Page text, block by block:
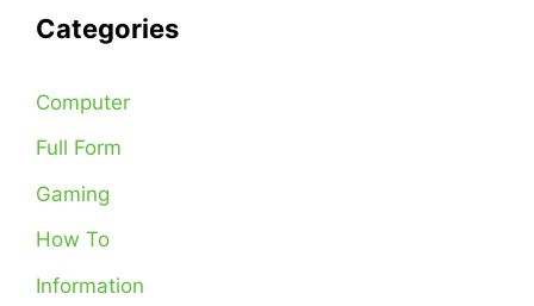
Categories
Computer
Full Form
Gaming
How To
Information